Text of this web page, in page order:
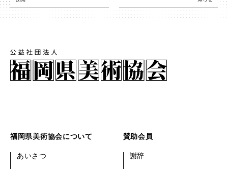
福岡県美術協会について
あいさつ
賛助会員
謝辞